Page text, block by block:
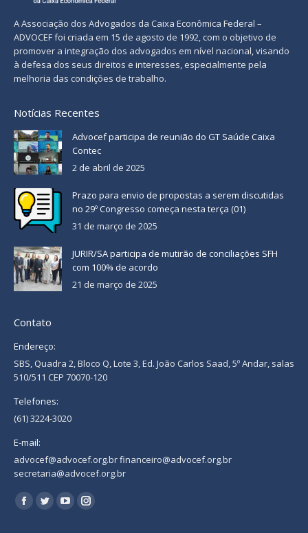
A Associação dos Advogados da Caixa Econômica Federal –
ADVOCEF foi criada em 15 de agosto de 1992, com o objetivo de
promover a integração dos advogados em nível nacional, visando
à defesa dos seus direitos e interesses, especialmente pela
melhoria das condições de trabalho.
Notícias Recentes
Advocef participa de reunião do GT Saúde Caixa
Contec
2 de abril de 2025
Prazo para envio de propostas a serem discutidas
no 29º Congresso começa nesta terça (01)
31 de março de 2025
JURIR/SA participa de mutirão de conciliações SFH
com 100% de acordo
21 de março de 2025
Contato
Endereço:
SBS, Quadra 2, Bloco Q, Lote 3, Ed. João Carlos Saad, 5º Andar, salas
510/511 CEP 70070-120
Telefones:
(61) 3224-3020
E-mail:
advocef@advocef.org.br financeiro@advocef.org.br
secretaria@advocef.org.br
Encontre-nos em:
Facebook
TwitterYouTubeInstagram